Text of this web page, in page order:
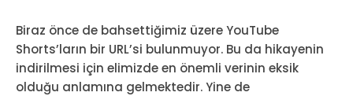
Biraz önce de bahsettiğimiz üzere YouTube
Shorts’ların bir URL’si bulunmuyor. Bu da hikayenin
indirilmesi için elimizde en önemli verinin eksik
olduğu anlamına gelmektedir. Yine de